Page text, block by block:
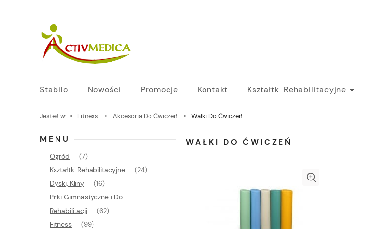
Stabilo Nowości Promocje Kontakt Kształtki Rehabilitacyjne
Jesteś w: » Fitness » Akcesoria Do Ćwiczeń » Wałki Do Ćwiczeń
MENU
Ogród (7)
Kształtki Rehabilitacyjne (24)
Dyski, Kliny (16)
Piłki Gimnastyczne i Do
Rehabilitacji
(62)
Fitness (99)
WAŁKI DO ĆWICZEŃ